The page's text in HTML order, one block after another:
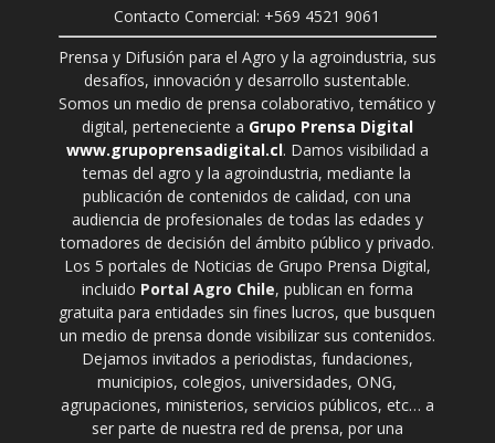
Contacto Comercial: +569 4521 9061
Prensa y Difusión para el Agro y la agroindustria, sus
desafíos, innovación y desarrollo sustentable.
Somos un medio de prensa colaborativo, temático y
digital, perteneciente a Grupo Prensa Digital
www.grupoprensadigital.cl. Damos visibilidad a
temas del agro y la agroindustria, mediante la
publicación de contenidos de calidad, con una
audiencia de profesionales de todas las edades y
tomadores de decisión del ámbito público y privado.
Los 5 portales de Noticias de Grupo Prensa Digital,
incluido Portal Agro Chile, publican en forma
gratuita para entidades sin fines lucros, que busquen
un medio de prensa donde visibilizar sus contenidos.
Dejamos invitados a periodistas, fundaciones,
municipios, colegios, universidades, ONG,
agrupaciones, ministerios, servicios públicos, etc… a
ser parte de nuestra red de prensa, por una